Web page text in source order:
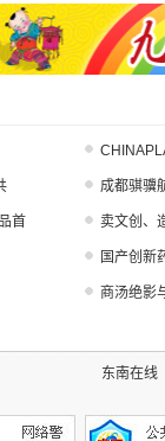
成都骐骥
首 卖文创、
国产创新
商汤绝影
东南在线